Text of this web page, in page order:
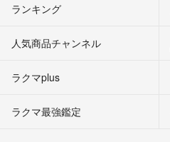
ランキング
人気商品チャンネル
ラクマplus
ラクマ最強鑑定